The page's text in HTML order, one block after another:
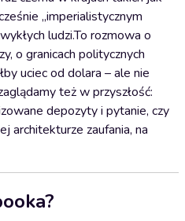
„imperialistycznym
ludzi.To rozmowa o
o granicach politycznych
uciec od dolara – ale nie
też w przyszłość:
depozyty i pytanie, czy
architekturze zaufania, na